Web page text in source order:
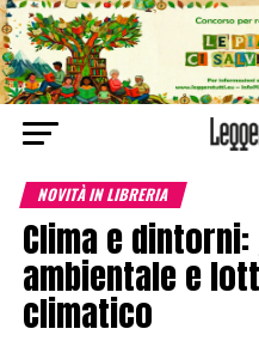
NOVITÀ IN LIBRERIA
Clima e
ambientale e
climatico